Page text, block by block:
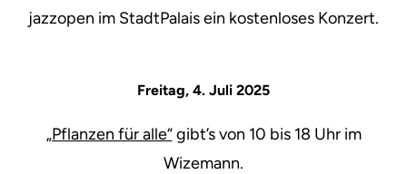
jazzopen im StadtPalais ein kostenloses Konzert.
Freitag, 4. Juli 2025
„Pflanzen für alle“gibt’s von 10 bis 18 Uhr im
Wizemann.